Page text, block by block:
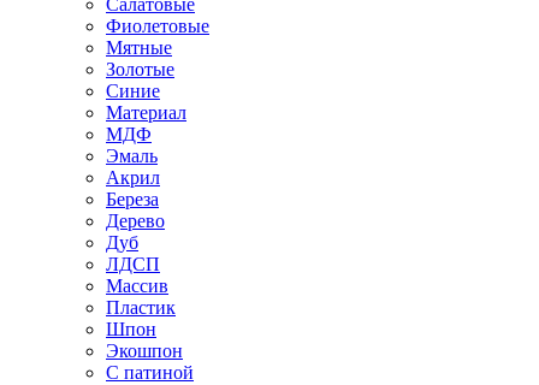
Салатовые
Фиолетовые
Мятные
Золотые
Синие
Материал
МДФ
Эмаль
Акрил
Береза
Дерево
Дуб
ЛДСП
Массив
Пластик
Шпон
Экошпон
С патиной